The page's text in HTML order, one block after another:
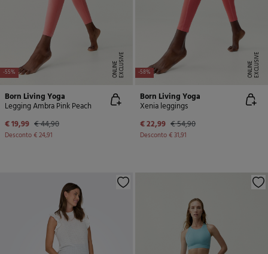
-55% E
X
C
L
U
SI
V
E
O
N
LI
N
E
Born Living Yoga
Legging Ambra Pink Peach
€ 19,99 € 44,90
Desconto€ 24,91
-58% E
X
C
L
U
SI
V
E
O
N
LI
N
E
Born Living Yoga
Xenia leggings
€ 22,99 € 54,90
Desconto€ 31,91